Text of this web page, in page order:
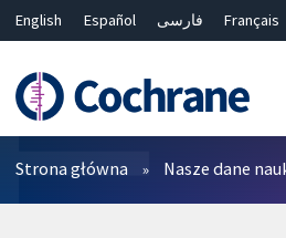
English Español فارسی
Français
Bahasa Malaysia
ไทย
繁體中文
简体中文
Filtry
Strona główna Nasze dane